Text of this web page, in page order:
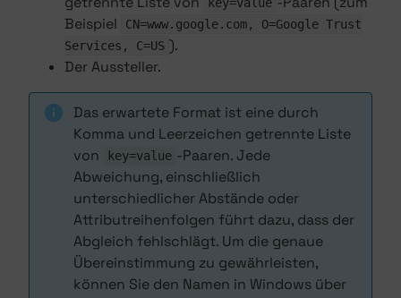
Beispiel
CN=www.google.com, O=Google Trust
Services, C=US ).
Der Aussteller.
Das erwartete Format ist eine durch
Komma und Leerzeichen getrennte Liste
von
key=value -Paaren. Jede
Abweichung, einschließlich
unterschiedlicher Abstände oder
Attributreihenfolgen führt dazu, dass der
Abgleich fehlschlägt. Um die genaue
Übereinstimmung zu gewährleisten,
können Sie den Namen in Windows über